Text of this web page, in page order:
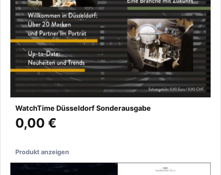
WatchTime Düsseldorf Sonderausgabe
0,00 €
Produkt anzeigen